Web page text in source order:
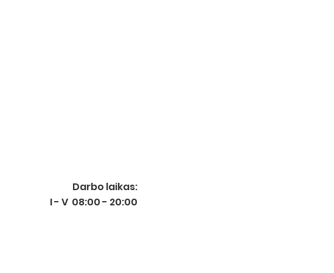
Darbo laikas:
I - V 08:00 - 20:00